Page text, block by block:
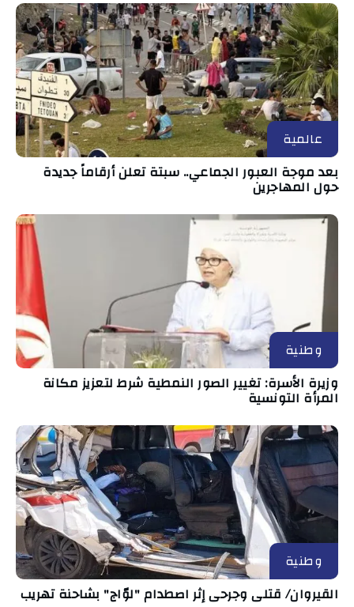
عالمية
بعد موجة العبور الجماعي.. سبتة تعلن أرقاماً جديدة
حول المهاجرين
وطنية
وزيرة الأسرة: تغيير الصور النمطية شرط لتعزيز مكانة
المرأة التونسية
وطنية
القيروان/ قتلى وجرحى إثر اصطدام "لوّاج" بشاحنة تهريب